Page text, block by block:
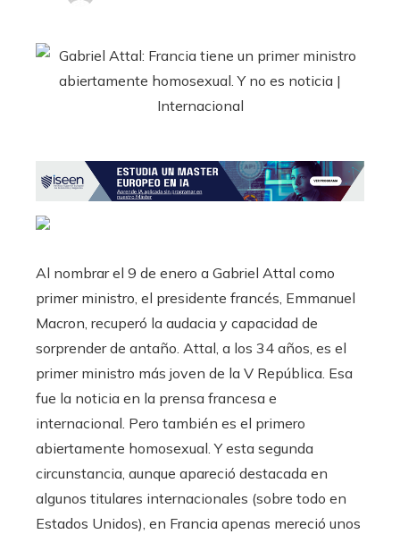
Al nombrar el 9 de enero a Gabriel Attal como
primer ministro, el presidente francés, Emmanuel
Macron, recuperó la audacia y capacidad de
sorprender de antaño. Attal, a los 34 años, es el
primer ministro más joven de la V República. Esa
fue la noticia en la prensa francesa e
internacional. Pero también es el primero
abiertamente homosexual. Y esta segunda
circunstancia, aunque apareció destacada en
algunos titulares internacionales (sobre todo en
Estados Unidos), en Francia apenas mereció unos